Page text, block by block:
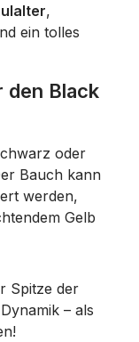
,
ein tolles
den Black
oder
Bauch kann
werden,
Gelb
Spitze der
– als